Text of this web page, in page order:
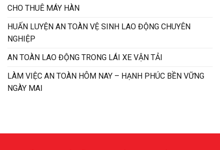
CHO THUÊ MÁY HÀN
HUẤN LUYỆN AN TOÀN VỆ SINH LAO ĐỘNG CHUYÊN
NGHIỆP
AN TOÀN LAO ĐỘNG TRONG LÁI XE VẬN TẢI
LÀM VIỆC AN TOÀN HÔM NAY – HẠNH PHÚC BỀN VỮNG
NGÀY MAI